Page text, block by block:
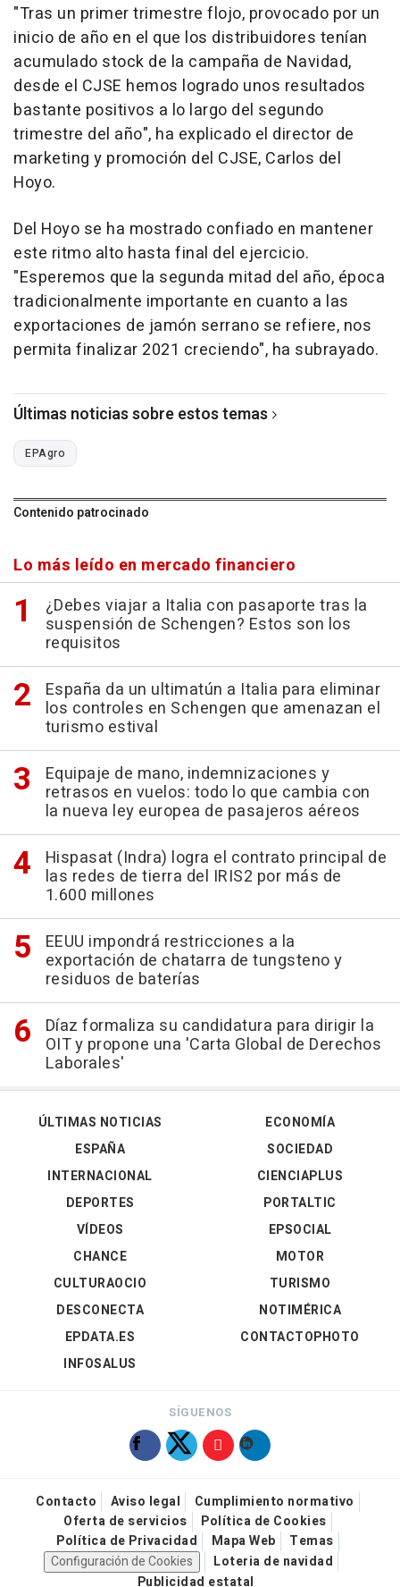
"Tras un primer trimestre flojo, provocado por un
inicio de año en el que los distribuidores tenían
acumulado stock de la campaña de Navidad,
desde el CJSE hemos logrado unos resultados
bastante positivos a lo largo del segundo
trimestre del año", ha explicado el director de
marketing y promoción del CJSE, Carlos del
Hoyo.
Del Hoyo se ha mostrado confiado en mantener
este ritmo alto hasta final del ejercicio.
"Esperemos que la segunda mitad del año, época
tradicionalmente importante en cuanto a las
exportaciones de jamón serrano se refiere, nos
permita finalizar 2021 creciendo", ha subrayado.
Últimas noticias sobre estos temas
EPAgro
Contenido patrocinado
Lo más leído en mercado financiero
¿Debes viajar a Italia con pasaporte tras la
suspensión de Schengen? Estos son los
requisitos
España da un ultimatún a Italia para eliminar
los controles en Schengen que amenazan el
turismo estival
Equipaje de mano, indemnizaciones y
retrasos en vuelos: todo lo que cambia con
la nueva ley europea de pasajeros aéreos
Hispasat (Indra) logra el contrato principal de
las redes de tierra del IRIS2 por más de
1.600 millones
EEUU impondrá restricciones a la
exportación de chatarra de tungsteno y
residuos de baterías
Díaz formaliza su candidatura para dirigir la
OIT y propone una 'Carta Global de Derechos
Laborales'
ÚLTIMAS NOTICIAS
ESPAÑA
INTERNACIONAL
DEPORTES
VÍDEOS
ECONOMÍA
SOCIEDAD
CIENCIAPLUS
PORTALTIC
EPSOCIAL
CHANCE
CULTURAOCIO
DESCONECTA
EPDATA.ES
INFOSALUS
MOTOR
TURISMO
NOTIMÉRICA
CONTACTOPHOTO
SÍGUENOS
Contacto Aviso legal
Cumplimiento normativo
Oferta de servicios
Política de Cookies
Política de Privacidad
Mapa Web
Temas
Configuración de Cookies
Loteria de navidad
Publicidad estatal